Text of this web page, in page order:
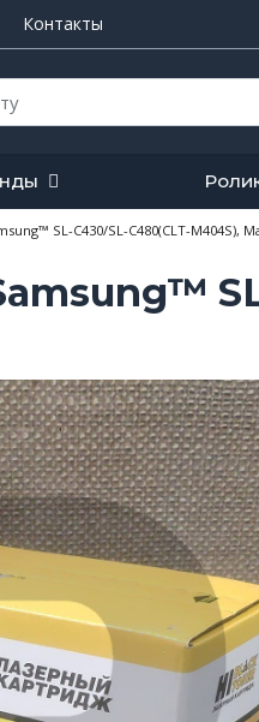
Контакты
SL-С430/SL-C480(CLT-M404S),